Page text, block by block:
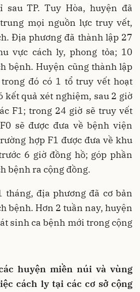
sau TP. Tuy Hòa, huyện đã
mọi nguồn lực truy vết,
Địa phương đã thành lập 27
vực cách ly, phong tỏa; 10
bệnh. Huyện cũng thành lập
đó có 1 tổ truy vết hoạt
kết quả xét nghiệm, sau 2 giờ
F1; trong 24 giờ sẽ truy vết
sẽ được đưa về bệnh viện
hợp F1 được đưa về khu
6 giờ đồng hồ; góp phần
bệnh ra cộng đồng.
tháng, địa phương đã cơ bản
bệnh. Hơn 2 tuần nay, huyện
sinh ca bệnh mới trong cộng
huyện miền núi và vùng
cách ly tại các cơ sở cộng